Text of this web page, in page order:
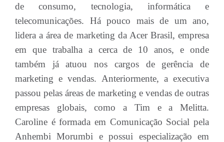
de consumo, tecnologia, informática e
telecomunicações. Há pouco mais de um ano,
lidera a área de marketing da Acer Brasil, empresa
em que trabalha a cerca de 10 anos, e onde
também já atuou nos cargos de gerência de
marketing e vendas. Anteriormente, a executiva
passou pelas áreas de marketing e vendas de outras
empresas globais, como a Tim e a Melitta.
Caroline é formada em Comunicação Social pela
Anhembi Morumbi e possui especialização em